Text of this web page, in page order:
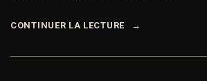
CONTINUER LA LECTURE